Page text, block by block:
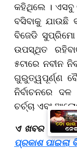
କହିଥିଲେ । ଏସବୁ
ବସିବାକୁ ଯାଉଛି
ବିଜେଡି
ଉପସ୍ଥିତ
୫ଟାରେ ନବୀନ
ଗୁରୁତ୍ୱପୂର୍ଣ୍ଣ
ନିର୍ବାଚନରେ
ଚର୍ଚ୍ଚା ଏବଂ
ଏ ଖବର ବି
ପ୍ରକାଶ ପାଇଲା